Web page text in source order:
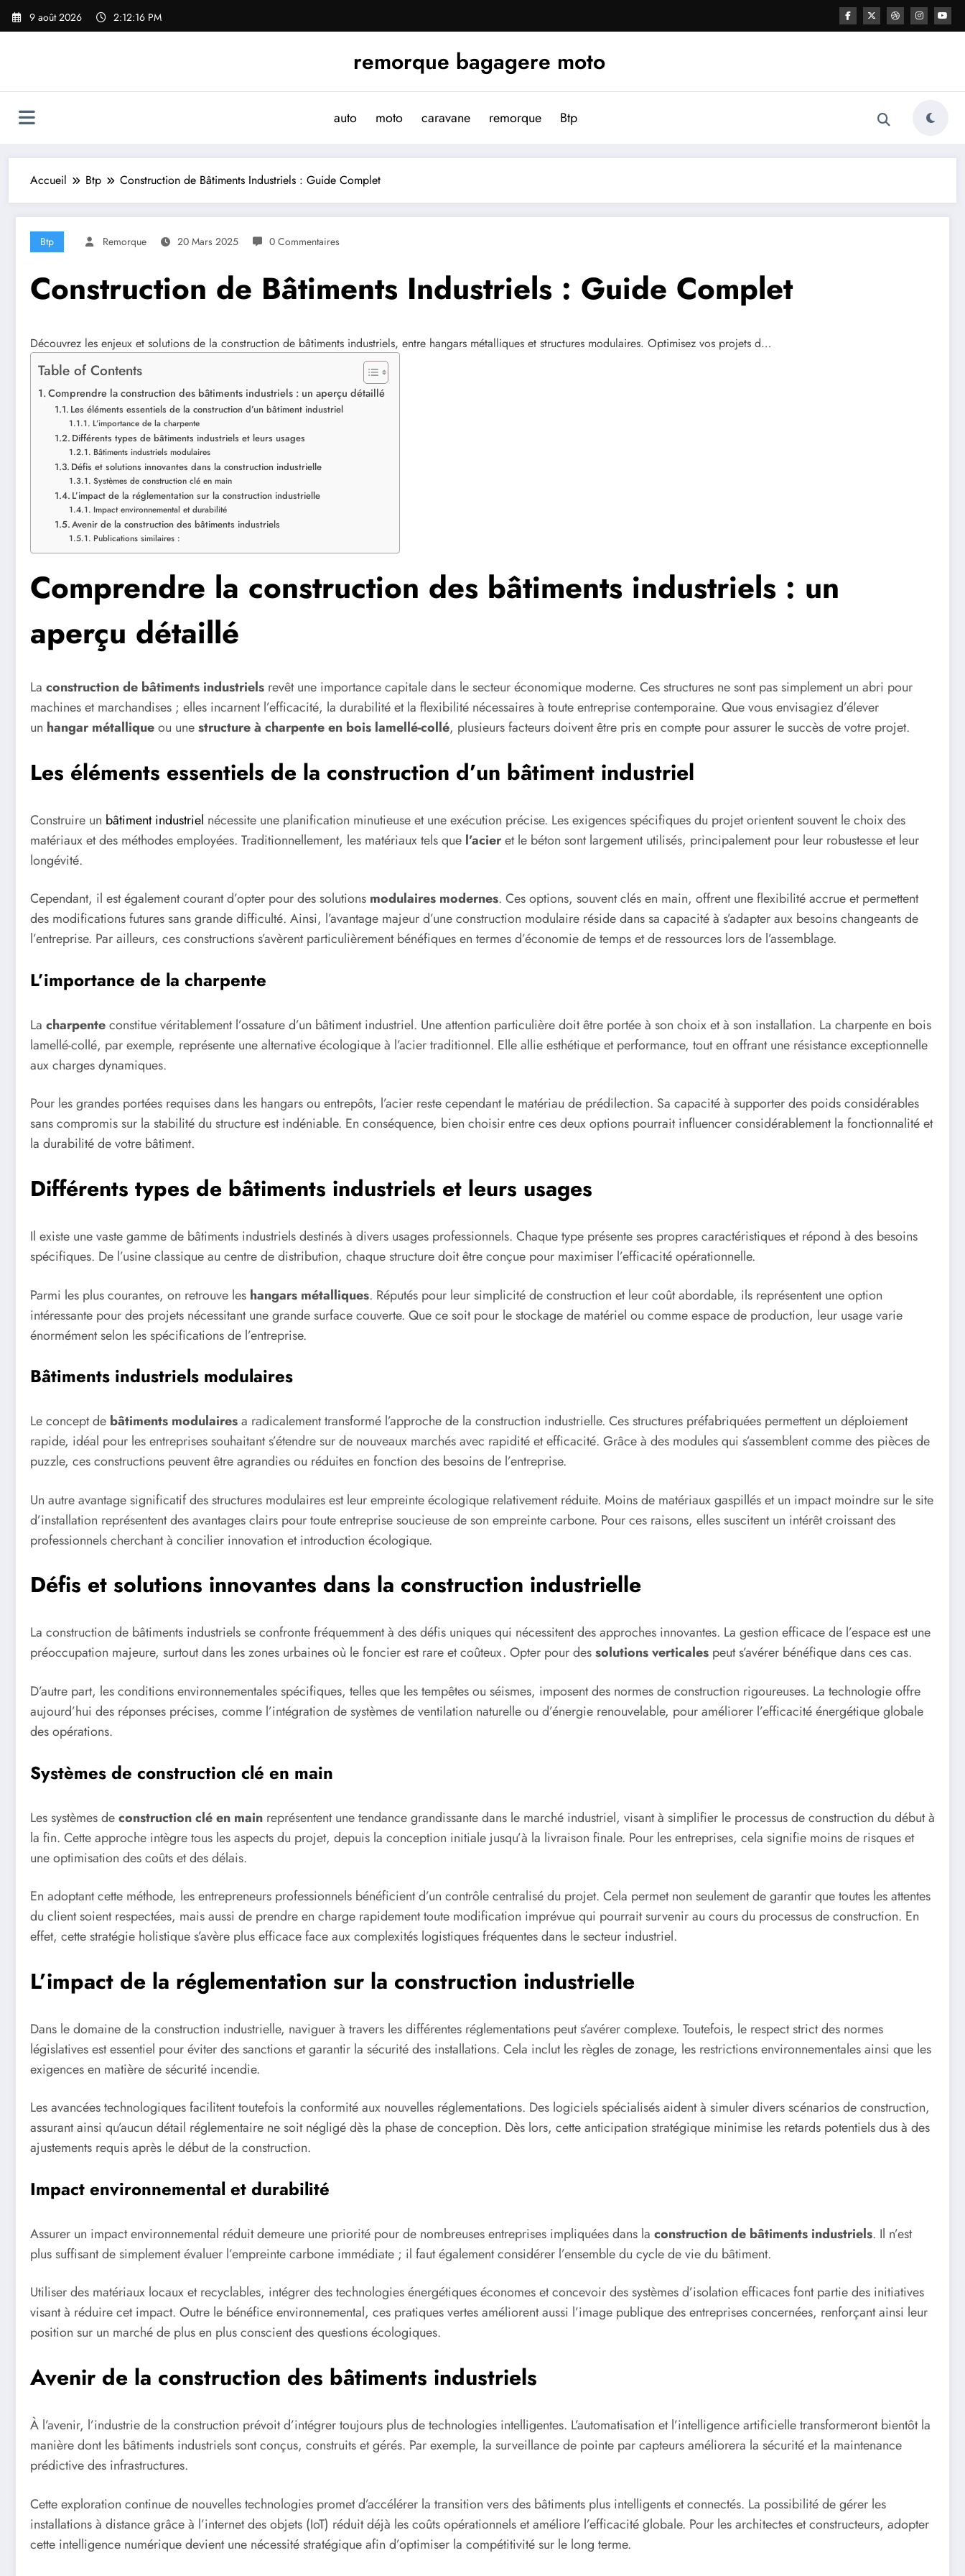
Aller
9 août 2026 2:12:17 PM
remorque bagagere moto
auto moto caravane remorque Btp
Accueil Btp Construction de Bâtiments Industriels : Guide Complet
Btp Remorque 20 Mars 2025 0 Commentaires
Construction de Bâtiments Industriels : Guide Complet
Découvrez les enjeux et solutions de la construction de bâtiments industriels, entre hangars métalliques et structures modulaires. Optimisez vos projets d…
Table of Contents
Comprendre la construction des bâtiments industriels : un aperçu détaillé
Les éléments essentiels de la construction d’un bâtiment industriel
L’importance de la charpente
Différents types de bâtiments industriels et leurs usages
Bâtiments industriels modulaires
Défis et solutions innovantes dans la construction industrielle
Systèmes de construction clé en main
L’impact de la réglementation sur la construction industrielle
Impact environnemental et durabilité
Avenir de la construction des bâtiments industriels
Publications similaires :
Comprendre la construction des bâtiments industriels : un
aperçu détaillé
La construction de bâtiments industriels revêt une importance capitale dans le secteur économique moderne. Ces structures ne sont pas simplement un abri pour
machines et marchandises ; elles incarnent l’efficacité, la durabilité et la flexibilité nécessaires à toute entreprise contemporaine. Que vous envisagiez d’élever
un hangar métalliqueou unestructure à charpente en bois lamellé-collé, plusieurs facteurs doivent être pris en compte pour assurer le succès de votre projet.
Les éléments essentiels de la construction d’un bâtiment industriel
Construire un bâtiment industriel nécessite une planification minutieuse et une exécution précise. Les exigences spécifiques du projet orientent souvent le choix des
matériaux et des méthodes employées. Traditionnellement, les matériaux tels que l’acieret le béton sont largement utilisés, principalement pour leur robustesse et leur
longévité.
Cependant, il est également courant d’opter pour des solutions modulaires modernes. Ces options, souvent clés en main, offrent une flexibilité accrue et permettent
des modifications futures sans grande difficulté. Ainsi, l’avantage majeur d’une construction modulaire réside dans sa capacité à s’adapter aux besoins changeants de
l’entreprise. Par ailleurs, ces constructions s’avèrent particulièrement bénéfiques en termes d’économie de temps et de ressources lors de l’assemblage.
L’importance de la charpente
La charpenteconstitue véritablement l’ossature d’un bâtiment industriel. Une attention particulière doit être portée à son choix et à son installation. La charpente en bois
lamellé-collé, par exemple, représente une alternative écologique à l’acier traditionnel. Elle allie esthétique et performance, tout en offrant une résistance exceptionnelle
aux charges dynamiques.
Pour les grandes portées requises dans les hangars ou entrepôts, l’acier reste cependant le matériau de prédilection. Sa capacité à supporter des poids considérables
sans compromis sur la stabilité du structure est indéniable. En conséquence, bien choisir entre ces deux options pourrait influencer considérablement la fonctionnalité et
la durabilité de votre bâtiment.
Différents types de bâtiments industriels et leurs usages
Il existe une vaste gamme de bâtiments industriels destinés à divers usages professionnels. Chaque type présente ses propres caractéristiques et répond à des besoins
spécifiques. De l’usine classique au centre de distribution, chaque structure doit être conçue pour maximiser l’efficacité opérationnelle.
Parmi les plus courantes, on retrouve les hangars métalliques. Réputés pour leur simplicité de construction et leur coût abordable, ils représentent une option
intéressante pour des projets nécessitant une grande surface couverte. Que ce soit pour le stockage de matériel ou comme espace de production, leur usage varie
énormément selon les spécifications de l’entreprise.
Bâtiments industriels modulaires
Le concept de bâtiments modulairesa radicalement transformé l’approche de la construction industrielle. Ces structures préfabriquées permettent un déploiement
rapide, idéal pour les entreprises souhaitant s’étendre sur de nouveaux marchés avec rapidité et efficacité. Grâce à des modules qui s’assemblent comme des pièces de
puzzle, ces constructions peuvent être agrandies ou réduites en fonction des besoins de l’entreprise.
Un autre avantage significatif des structures modulaires est leur empreinte écologique relativement réduite. Moins de matériaux gaspillés et un impact moindre sur le site
d’installation représentent des avantages clairs pour toute entreprise soucieuse de son empreinte carbone. Pour ces raisons, elles suscitent un intérêt croissant des
professionnels cherchant à concilier innovation et introduction écologique.
Défis et solutions innovantes dans la construction industrielle
La construction de bâtiments industriels se confronte fréquemment à des défis uniques qui nécessitent des approches innovantes. La gestion efficace de l’espace est une
préoccupation majeure, surtout dans les zones urbaines où le foncier est rare et coûteux. Opter pour dessolutions verticales peut s’avérer bénéfique dans ces cas.
D’autre part, les conditions environnementales spécifiques, telles que les tempêtes ou séismes, imposent des normes de construction rigoureuses. La technologie offre
aujourd’hui des réponses précises, comme l’intégration de systèmes de ventilation naturelle ou d’énergie renouvelable, pour améliorer l’efficacité énergétique globale
des opérations.
Systèmes de construction clé en main
Les systèmes deconstruction clé en main représentent une tendance grandissante dans le marché industriel, visant à simplifier le processus de construction du début à
la fin. Cette approche intègre tous les aspects du projet, depuis la conception initiale jusqu’à la livraison finale. Pour les entreprises, cela signifie moins de risques et
une optimisation des coûts et des délais.
En adoptant cette méthode, les entrepreneurs professionnels bénéficient d’un contrôle centralisé du projet. Cela permet non seulement de garantir que toutes les attentes
du client soient respectées, mais aussi de prendre en charge rapidement toute modification imprévue qui pourrait survenir au cours du processus de construction. En
effet, cette stratégie holistique s’avère plus efficace face aux complexités logistiques fréquentes dans le secteur industriel.
L’impact de la réglementation sur la construction industrielle
Dans le domaine de la construction industrielle, naviguer à travers les différentes réglementations peut s’avérer complexe. Toutefois, le respect strict des normes
législatives est essentiel pour éviter des sanctions et garantir la sécurité des installations. Cela inclut les règles de zonage, les restrictions environnementales ainsi que les
exigences en matière de sécurité incendie.
Les avancées technologiques facilitent toutefois la conformité aux nouvelles réglementations. Des logiciels spécialisés aident à simuler divers scénarios de construction,
assurant ainsi qu’aucun détail réglementaire ne soit négligé dès la phase de conception. Dès lors, cette anticipation stratégique minimise les retards potentiels dus à des
ajustements requis après le début de la construction.
Impact environnemental et durabilité
Assurer un impact environnemental réduit demeure une priorité pour de nombreuses entreprises impliquées dans la construction de bâtiments industriels. Il n’est
plus suffisant de simplement évaluer l’empreinte carbone immédiate ; il faut également considérer l’ensemble du cycle de vie du bâtiment.
Utiliser des matériaux locaux et recyclables, intégrer des technologies énergétiques économes et concevoir des systèmes d’isolation efficaces font partie des initiatives
visant à réduire cet impact. Outre le bénéfice environnemental, ces pratiques vertes améliorent aussi l’image publique des entreprises concernées, renforçant ainsi leur
position sur un marché de plus en plus conscient des questions écologiques.
Avenir de la construction des bâtiments industriels
À l’avenir, l’industrie de la construction prévoit d’intégrer toujours plus de technologies intelligentes. L’automatisation et l’intelligence artificielle transformeront bientôt la
manière dont les bâtiments industriels sont conçus, construits et gérés. Par exemple, la surveillance de pointe par capteurs améliorera la sécurité et la maintenance
prédictive des infrastructures.
Cette exploration continue de nouvelles technologies promet d’accélérer la transition vers des bâtiments plus intelligents et connectés. La possibilité de gérer les
installations à distance grâce à l’internet des objets (IoT) réduit déjà les coûts opérationnels et améliore l’efficacité globale. Pour les architectes et constructeurs, adopter
cette intelligence numérique devient une nécessité stratégique afin d’optimiser la compétitivité sur le long terme.